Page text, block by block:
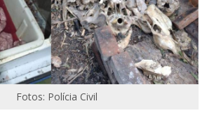
Fotos: Polícia Civil